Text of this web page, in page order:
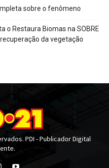
sobre o fenômeno
o Restaura Biomas na SOBRE
da vegetação
PDI - Publicador Digital